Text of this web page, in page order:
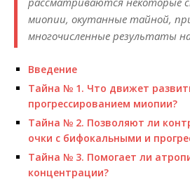
миопии, окутанные тайной,
многочисленные результаты
Введение
Тайна № 1. Что движет
прогрессированием миопии?
Тайна № 2. Позволяют ли
очки с бифокальными и
Тайна № 3. Помогает ли
концентрации?